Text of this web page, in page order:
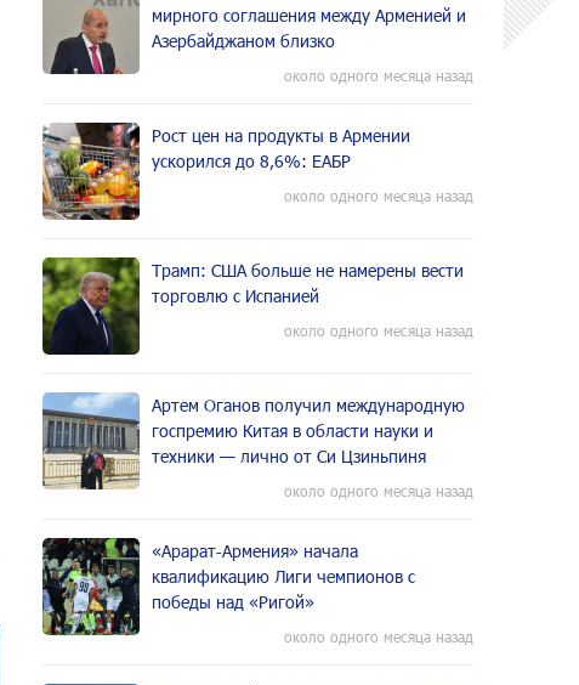
мирного соглашения между Арменией и
Азербайджаном близко
около одного месяца назад
Рост цен на продукты в Армении
ускорился до 8,6%: ЕАБР
около одного месяца назад
Трамп: США больше не намерены вести
торговлю с Испанией
около одного месяца назад
Артем Оганов получил международную
госпремию Китая в области науки и
техники — лично от Си Цзиньпиня
около одного месяца назад
«Арарат‑Армения» начала
квалификацию Лиги чемпионов с
победы над «Ригой»
около одного месяца назад